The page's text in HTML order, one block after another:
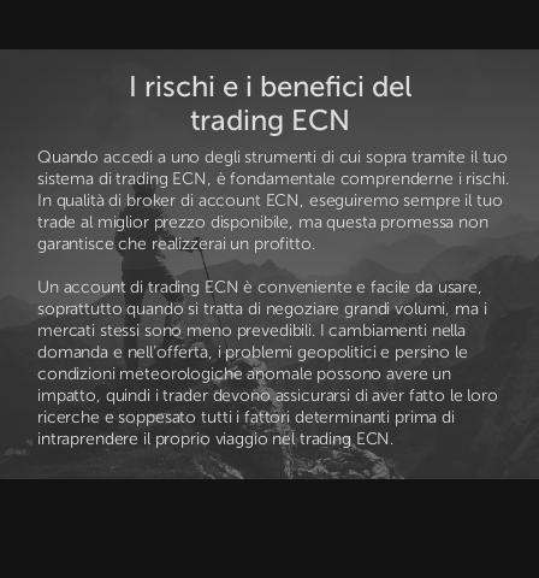
I rischi e i benefici del
trading ECN
Quando accedi a uno degli strumenti di cui sopra tramite il tuo
sistema di trading ECN, è fondamentale comprenderne i rischi.
In qualità di broker di account ECN, eseguiremo sempre il tuo
trade al miglior prezzo disponibile, ma questa promessa non
garantisce che realizzerai un profitto.
Un account di trading ECN è conveniente e facile da usare,
soprattutto quando si tratta di negoziare grandi volumi, ma i
mercati stessi sono meno prevedibili. I cambiamenti nella
domanda e nell’offerta, i problemi geopolitici e persino le
condizioni meteorologiche anomale possono avere un
impatto, quindi i trader devono assicurarsi di aver fatto le loro
ricerche e soppesato tutti i fattori determinanti prima di
intraprendere il proprio viaggio nel trading ECN.